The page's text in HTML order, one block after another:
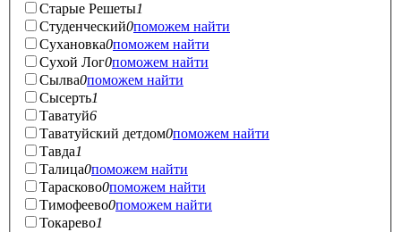
Старые Решеты1
Студенческий0поможем найти
Сухановка0поможем найти
Сухой Лог0поможем найти
Сылва0поможем найти
Сысерть1
Таватуй6
Таватуйский детдом0поможем найти
Тавда1
Талица0поможем найти
Тарасково0поможем найти
Тимофеево0поможем найти
Токарево1